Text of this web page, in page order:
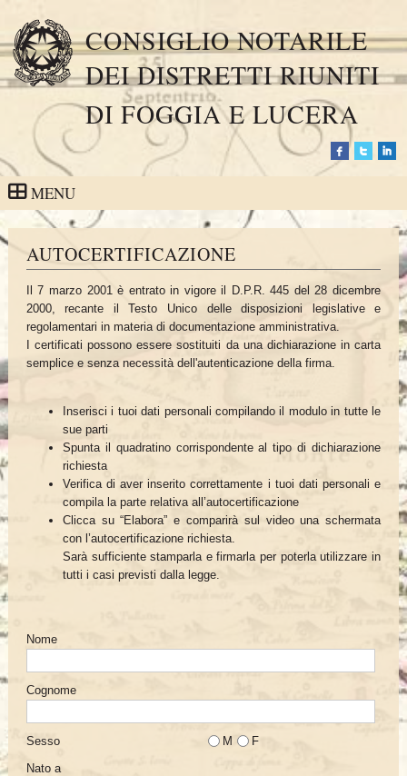
CONSIGLIO NOTARILE
DEI DISTRETTI RIUNITI
DI FOGGIA E LUCERA
MENU
AUTOCERTIFICAZIONE
Il 7 marzo 2001 è entrato in vigore il D.P.R. 445 del 28 dicembre
2000, recante il Testo Unico delle disposizioni legislative e
regolamentari in materia di documentazione amministrativa.
I certificati possono essere sostituiti da una dichiarazione in carta
semplice e senza necessità dell'autenticazione della firma.
Inserisci i tuoi dati personali compilando il modulo in tutte le
sue parti
Spunta il quadratino corrispondente al tipo di dichiarazione
richiesta
Verifica di aver inserito correttamente i tuoi dati personali e
compila la parte relativa all’autocertificazione
Clicca su “Elabora” e comparirà sul video una schermata
con l’autocertificazione richiesta.
Sarà sufficiente stamparla e firmarla per poterla utilizzare in
tutti i casi previsti dalla legge.
Nome
Cognome
Sesso M
F
Nato a